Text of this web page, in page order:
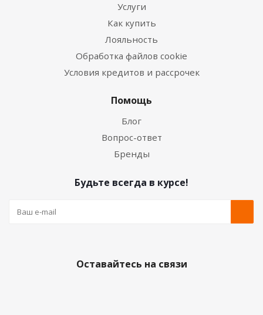
Услуги
Как купить
Лояльность
Обработка файлов cookie
Условия кредитов и рассрочек
Помощь
Блог
Вопрос-ответ
Бренды
Будьте всегда в курсе!
Оставайтесь на связи